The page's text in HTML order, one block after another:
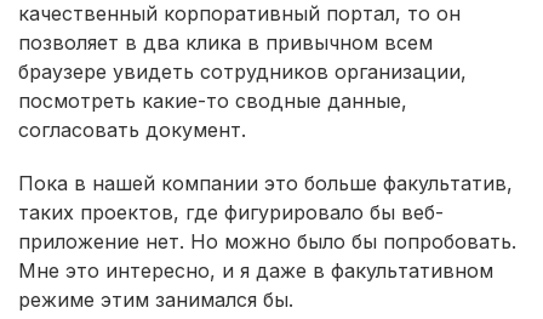
качественный корпоративный портал, то он
позволяет в два клика в привычном всем
браузере увидеть сотрудников организации,
посмотреть какие-то сводные данные,
согласовать документ.
Пока в нашей компании это больше факультатив,
таких проектов, где фигурировало бы веб-
приложение нет. Но можно было бы попробовать.
Мне это интересно, и я даже в факультативном
режиме этим занимался бы.